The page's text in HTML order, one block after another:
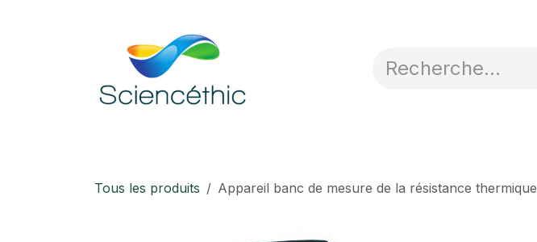
Tous les produits Appareil banc de mesure de la résistance thermique